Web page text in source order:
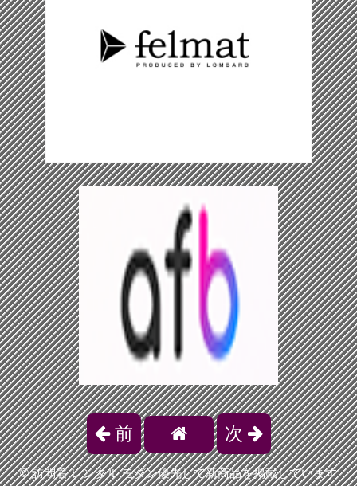
前 次
©訪問着 レンタル モダン優先して新商品を掲載しています